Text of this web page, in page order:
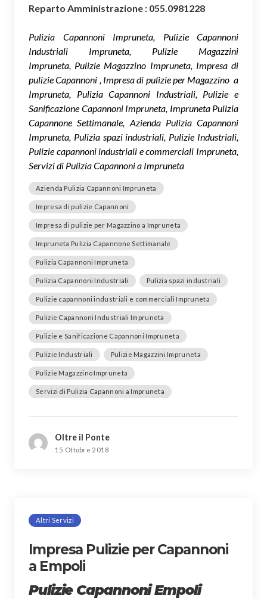
Reparto Amministrazione : 055.0981228
Pulizia Capannoni Impruneta, Pulizie Capannoni
Industriali Impruneta, Pulizie Magazzini
Impruneta, Pulizie Magazzino Impruneta, Impresa di
pulizie Capannoni , Impresa di pulizie per Magazzino a
Impruneta, Pulizia Capannoni Industriali, Pulizie e
Sanificazione Capannoni Impruneta, Impruneta Pulizia
Capannone Settimanale, Azienda Pulizia Capannoni
Impruneta, Pulizia spazi industriali, Pulizie Industriali,
Pulizie capannoni industriali e commerciali Impruneta,
Servizi di Pulizia Capannoni a Impruneta
Azienda Pulizia Capannoni Impruneta
Impresa di pulizie Capannoni
Impresa di pulizie per Magazzino a Impruneta
Impruneta Pulizia Capannone Settimanale
Pulizia Capannoni Impruneta
Pulizia Capannoni Industriali Pulizia spazi industriali
Pulizie capannoni industriali e commerciali Impruneta
Pulizie Capannoni Industriali Impruneta
Pulizie e Sanificazione Capannoni Impruneta
Pulizie Industriali Pulizie Magazzini Impruneta
Pulizie Magazzino Impruneta
Servizi di Pulizia Capannoni a Impruneta
Oltre il Ponte
15 Ottobre 2018
Altri Servizi
Impresa Pulizie per Capannoni
a Empoli
Pulizie Capannoni Empoli